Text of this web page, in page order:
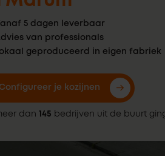
5 dagen leverbaar
van professionals
geproduceerd in eigen fabriek
Configureer je kozijnen
dan 145 bedrijven uit de buurt